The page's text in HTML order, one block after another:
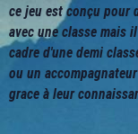
ce jeu est conçu pour
avec une classe mais
cadre d'une demi
ou un
grace à leur